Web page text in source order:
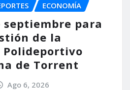
ECONOMÍA
septiembre para
de la
de Torrent
Ago 6, 2026